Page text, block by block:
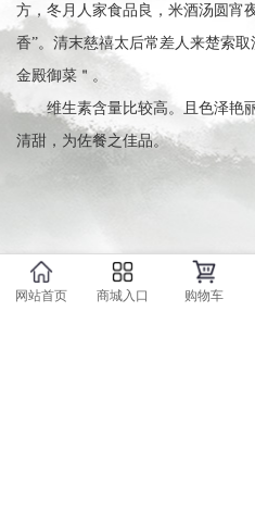
方，冬月人家食品良，米酒汤圆宵
香”。清末慈禧太后常差人来楚索取
金殿御菜＂。
维生素含量比较高。且色泽艳
清甜，为佐餐之佳品。
网站首页 商城入口 购物车